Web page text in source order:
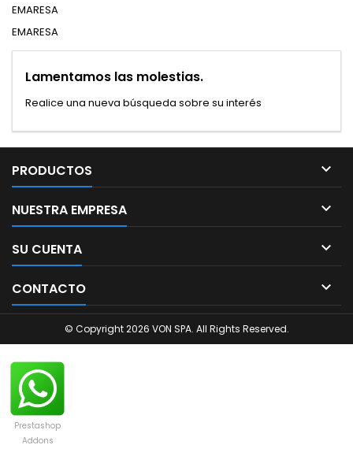
Prestashop
Addons
EMARESA
EMARESA
Lamentamos las molestias.
Realice una nueva búsqueda sobre su interés
PRODUCTOS 
NUESTRA EMPRESA 
SU CUENTA 
CONTACTO 
© Copyright 2026 VON SPA. All Rights Reserved.